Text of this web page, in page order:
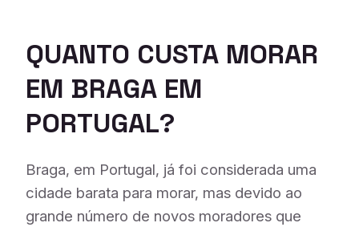
QUANTO CUSTA MORAR
EM BRAGA EM
PORTUGAL?
Braga, em Portugal, já foi considerada uma
cidade barata para morar, mas devido ao
grande número de novos moradores que